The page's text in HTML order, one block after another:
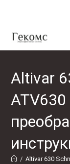
Altivar
ATV630
/ Altivar 630